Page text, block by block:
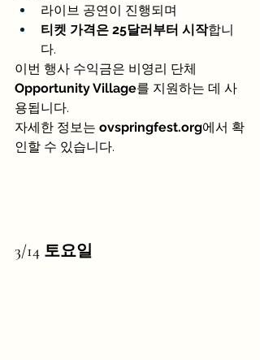
라이브 공연이 진행되며
티켓 가격은 25달러부터 시작합니
다.
이번 행사 수익금은 비영리 단체
Opportunity Village를 지원하는 데 사
용됩니다.
자세한 정보는 ovspringfest.org에서 확
인할 수 있습니다.
3/14 토요일